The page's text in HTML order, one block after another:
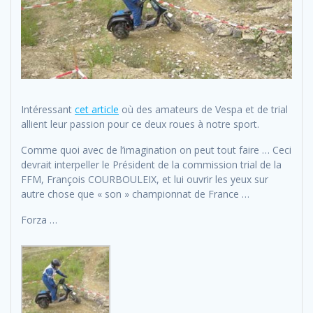
Intéressant cet article où des amateurs de Vespa et de trial
allient leur passion pour ce deux roues à notre sport.
Comme quoi avec de l’imagination on peut tout faire … Ceci
devrait interpeller le Président de la commission trial de la
FFM, François COURBOULEIX, et lui ouvrir les yeux sur
autre chose que « son » championnat de France …
Forza …